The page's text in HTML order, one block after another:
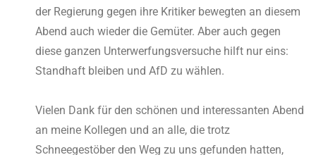
der Regierung gegen ihre Kritiker bewegten an diesem
Abend auch wieder die Gemüter. Aber auch gegen
diese ganzen Unterwerfungsversuche hilft nur eins:
Standhaft bleiben und AfD zu wählen.
Vielen Dank für den schönen und interessanten Abend
an meine Kollegen und an alle, die trotz
Schneegestöber den Weg zu uns gefunden hatten,